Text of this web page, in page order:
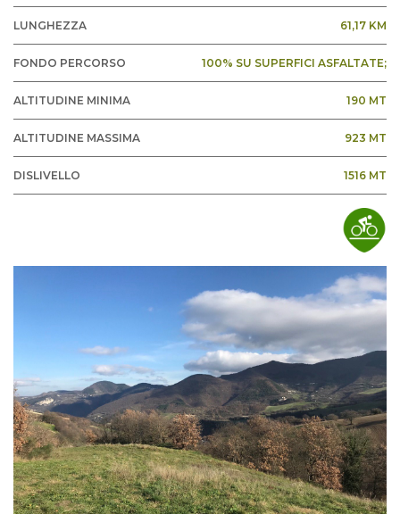
LUNGHEZZA 61,17 KM
FONDO PERCORSO 100% SU SUPERFICI ASFALTATE;
ALTITUDINE MINIMA 190 MT
ALTITUDINE MASSIMA 923 MT
DISLIVELLO 1516 MT